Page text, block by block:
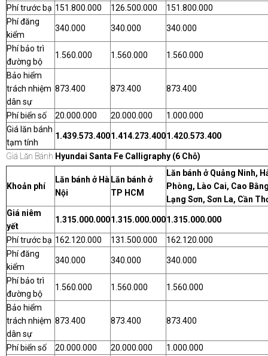
Phí trước bạ 151.800.000 126.500.000
151.800.000
Phí đăng
kiểm
340.000 340.000 340.000
Phí bảo trì
đường bộ
1.560.000 1.560.000 1.560.000
Bảo hiểm
trách nhiệm
dân sự
873.400 873.400 873.400
Phí biển số 20.000.000 20.000.000
1.000.000
Giá lăn bánh
tạm tính
1.439.573.4001.414.273.4001.420.573.400
Giá Lăn Bánh Hyundai Santa Fe Calligraphy (6 Chỗ)
Khoản phí
Lăn bánh ở Hà
Nội
Lăn bánh ở
TP HCM
Lăn bánh ở Quảng Ninh,
Phòng, Lào Cai, Cao
Lạng Sơn, Sơn La, Cần
Giá niêm
yết
1.315.000.0001.315.000.0001.315.000.000
Phí trước bạ 162.120.000 131.500.000
162.120.000
Phí đăng
kiểm
340.000 340.000 340.000
Phí bảo trì
đường bộ
1.560.000 1.560.000 1.560.000
Bảo hiểm
trách nhiệm
dân sự
873.400 873.400 873.400
Phí biển số 20.000.000 20.000.000
1.000.000